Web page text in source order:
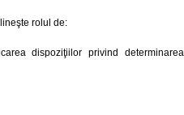
rolul de:
dispoziţiilor privind determinarea